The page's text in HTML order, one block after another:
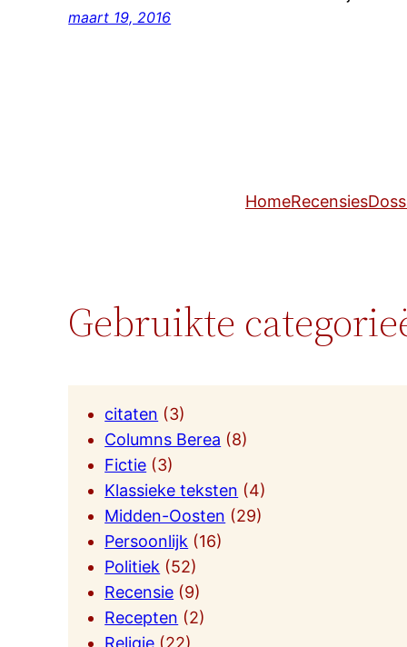
maart 19, 2016
HomeRecensies
Gebruikte
citaten (3)
Columns Berea (8)
Fictie (3)
Klassieke teksten (4)
Midden-Oosten (29)
Persoonlijk (16)
Politiek (52)
Recensie (9)
Recepten (2)